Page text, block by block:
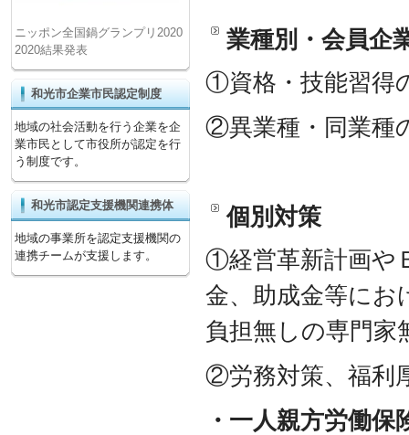
業種別・会員企
①資格・技能習得
②異業種・同業種
個別対策
①経営革新計画や
金、助成金等にお
負担無しの専門家
②労務対策、福利
・一人親方労働
ニッポン全国鍋グランプリ2020
2020結果発表
和光市企業市民認定制度
地域の社会活動を行う企業を企
業市民として市役所が認定を行
う制度です。
和光市認定支援機関連携体
地域の事業所を認定支援機関の
連携チームが支援します。